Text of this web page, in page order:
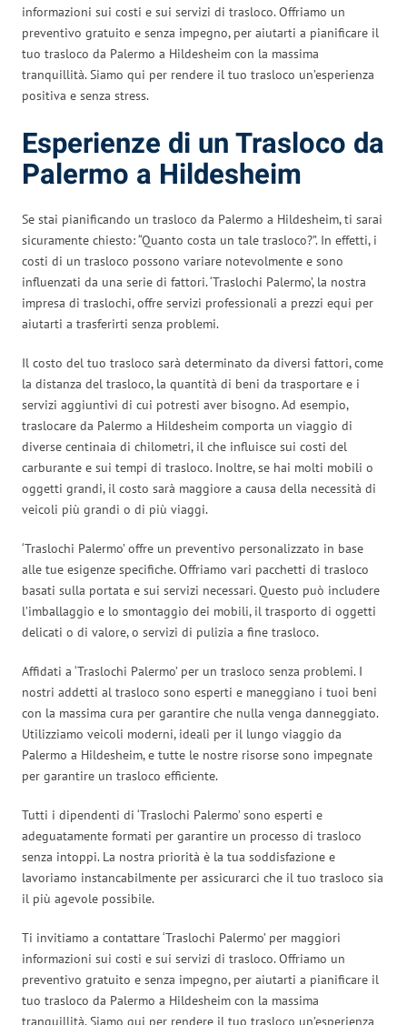
informazioni sui costi e sui servizi di trasloco. Offriamo un
preventivo gratuito e senza impegno, per aiutarti a pianificare il
tuo trasloco da Palermo a Hildesheim con la massima
tranquillità. Siamo qui per rendere il tuo trasloco un’esperienza
positiva e senza stress.
Esperienze di un Trasloco da
Palermo a Hildesheim
Se stai pianificando un trasloco da Palermo a Hildesheim, ti sarai
sicuramente chiesto: “Quanto costa un tale trasloco?”. In effetti, i
costi di un trasloco possono variare notevolmente e sono
influenzati da una serie di fattori. ‘Traslochi Palermo’, la nostra
impresa di traslochi, offre servizi professionali a prezzi equi per
aiutarti a trasferirti senza problemi.
Il costo del tuo trasloco sarà determinato da diversi fattori, come
la distanza del trasloco, la quantità di beni da trasportare e i
servizi aggiuntivi di cui potresti aver bisogno. Ad esempio,
traslocare da Palermo a Hildesheim comporta un viaggio di
diverse centinaia di chilometri, il che influisce sui costi del
carburante e sui tempi di trasloco. Inoltre, se hai molti mobili o
oggetti grandi, il costo sarà maggiore a causa della necessità di
veicoli più grandi o di più viaggi.
‘Traslochi Palermo’ offre un preventivo personalizzato in base
alle tue esigenze specifiche. Offriamo vari pacchetti di trasloco
basati sulla portata e sui servizi necessari. Questo può includere
l’imballaggio e lo smontaggio dei mobili, il trasporto di oggetti
delicati o di valore, o servizi di pulizia a fine trasloco.
Affidati a ‘Traslochi Palermo’ per un trasloco senza problemi. I
nostri addetti al trasloco sono esperti e maneggiano i tuoi beni
con la massima cura per garantire che nulla venga danneggiato.
Utilizziamo veicoli moderni, ideali per il lungo viaggio da
Palermo a Hildesheim, e tutte le nostre risorse sono impegnate
per garantire un trasloco efficiente.
Tutti i dipendenti di ‘Traslochi Palermo’ sono esperti e
adeguatamente formati per garantire un processo di trasloco
senza intoppi. La nostra priorità è la tua soddisfazione e
lavoriamo instancabilmente per assicurarci che il tuo trasloco sia
il più agevole possibile.
Ti invitiamo a contattare ‘Traslochi Palermo’ per maggiori
informazioni sui costi e sui servizi di trasloco. Offriamo un
preventivo gratuito e senza impegno, per aiutarti a pianificare il
tuo trasloco da Palermo a Hildesheim con la massima
tranquillità. Siamo qui per rendere il tuo trasloco un’esperienza